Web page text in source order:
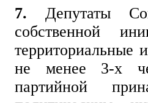
7. Депутаты
собственной
территориальные
не менее 3-х
партийной